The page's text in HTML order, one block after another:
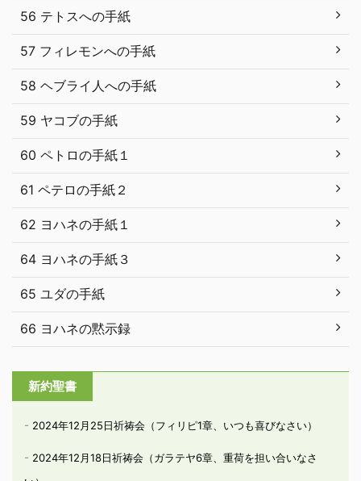
56 テトスへの手紙
57 フィレモンへの手紙
58 ヘブライ人への手紙
59 ヤコブの手紙
60 ペトロの手紙１
61 ペテロの手紙２
62 ヨハネの手紙１
64 ヨハネの手紙３
65 ユダの手紙
66 ヨハネの黙示録
新約聖書
2024年12月25日祈祷会（フィリピ1章、いつも喜びなさい）
2024年12月18日祈祷会（ガラテヤ6章、重荷を担い合いなさ